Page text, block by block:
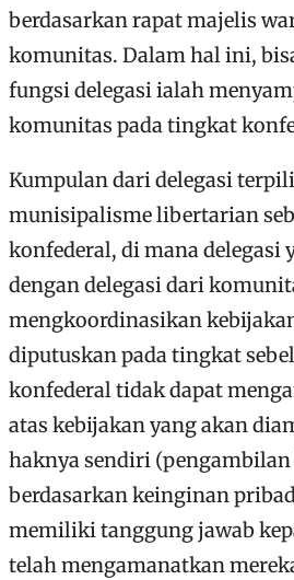
berdasarkan rapat majelis
komunitas. Dalam hal ini,
fungsi delegasi ialah
komunitas pada tingkat
Kumpulan dari delegasi
munisipalisme libertarian
konfederal, di mana delegasi
dengan delegasi dari
mengkoordinasikan
diputuskan pada tingkat
konfederal tidak dapat
atas kebijakan yang akan
haknya sendiri
berdasarkan keinginan
memiliki tanggung jawab
telah mengamanatkan